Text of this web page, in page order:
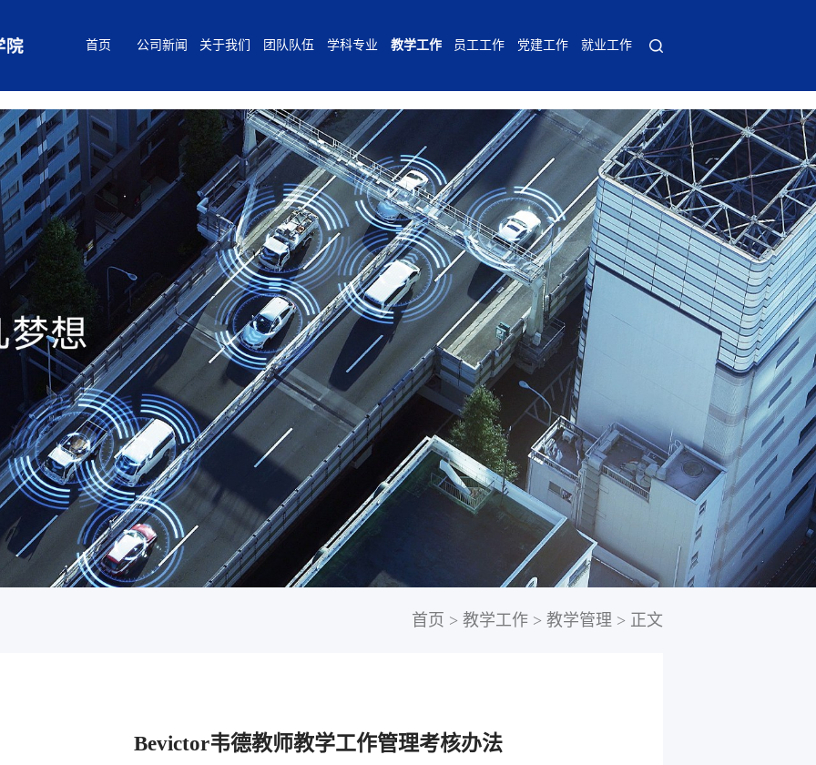
首页 公司新闻 关于我们 团队队伍 学科专业 教学工作 员工工作 党建工作 就业工作
首页 > 教学工作 > 教学管理 > 正文
Bevictor韦德教师教学工作管理考核办法